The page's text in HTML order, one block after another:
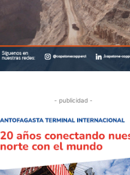
- publicidad -